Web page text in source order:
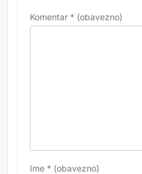
Komentar * (obavezno)
Ime * (obavezno)